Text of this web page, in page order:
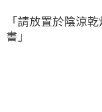
「請放置於陰涼
書」